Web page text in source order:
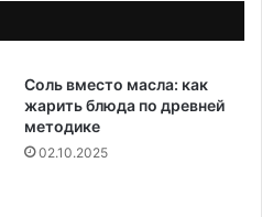
Соль вместо масла: как
жарить блюда по древней
методике
02.10.2025